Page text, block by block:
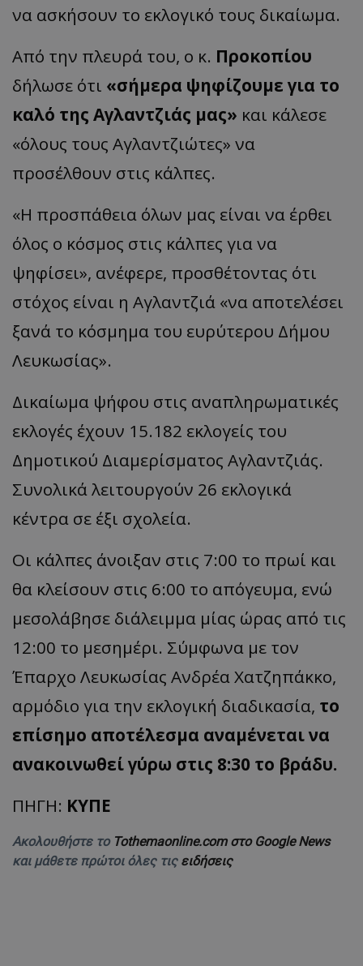
να ασκήσουν το εκλογικό τους δικαίωμα.
Από την πλευρά του, ο κ. Προκοπίου
δήλωσε ότι «σήμερα ψηφίζουμε για το
καλό της Αγλαντζιάς μας» και κάλεσε
«όλους τους Αγλαντζιώτες» να
προσέλθουν στις κάλπες.
«Η προσπάθεια όλων μας είναι να έρθει
όλος ο κόσμος στις κάλπες για να
ψηφίσει», ανέφερε, προσθέτοντας ότι
στόχος είναι η Αγλαντζιά «να αποτελέσει
ξανά το κόσμημα του ευρύτερου Δήμου
Λευκωσίας».
Δικαίωμα ψήφου στις αναπληρωματικές
εκλογές έχουν 15.182 εκλογείς του
Δημοτικού Διαμερίσματος Αγλαντζιάς.
Συνολικά λειτουργούν 26 εκλογικά
κέντρα σε έξι σχολεία.
Οι κάλπες άνοιξαν στις 7:00 το πρωί και
θα κλείσουν στις 6:00 το απόγευμα, ενώ
μεσολάβησε διάλειμμα μίας ώρας από τις
12:00 το μεσημέρι. Σύμφωνα με τον
Έπαρχο Λευκωσίας Ανδρέα Χατζηπάκκο,
αρμόδιο για την εκλογική διαδικασία, το
επίσημο αποτέλεσμα αναμένεται να
ανακοινωθεί γύρω στις 8:30 το βράδυ.
ΠΗΓΗ: ΚΥΠΕ
Ακολουθήστε το Tothemaonline.com στο Google News
και μάθετε πρώτοι όλες τις ειδήσεις